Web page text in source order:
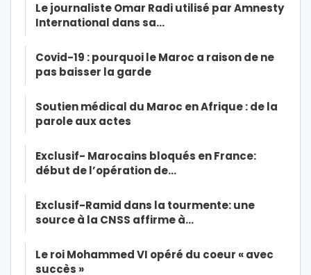
Le journaliste Omar Radi utilisé par Amnesty
International dans sa…
Covid-19 : pourquoi le Maroc a raison de ne
pas baisser la garde
Soutien médical du Maroc en Afrique : de la
parole aux actes
Exclusif- Marocains bloqués en France:
début de l’opération de…
Exclusif-Ramid dans la tourmente: une
source à la CNSS affirme à…
Le roi Mohammed VI opéré du coeur « avec
succès »